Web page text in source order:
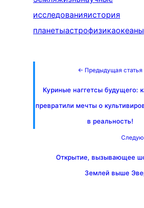
исследованияистория
планетыастрофизикаокеаны
← Предыдущая статья
Куриные наггетсы будущего:
превратили мечты о
в реальность!
Открытие, вызывающее
Землей выше